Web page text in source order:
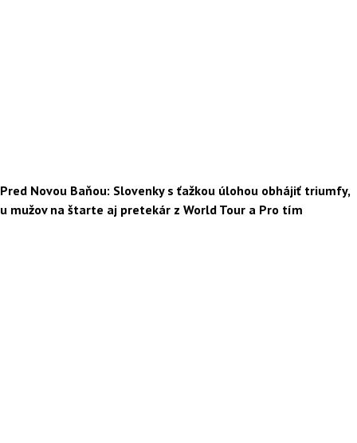
Pred Novou Baňou: Slovenky s ťažkou úlohou obhájiť triumfy,
u mužov na štarte aj pretekár z World Tour a Pro tím